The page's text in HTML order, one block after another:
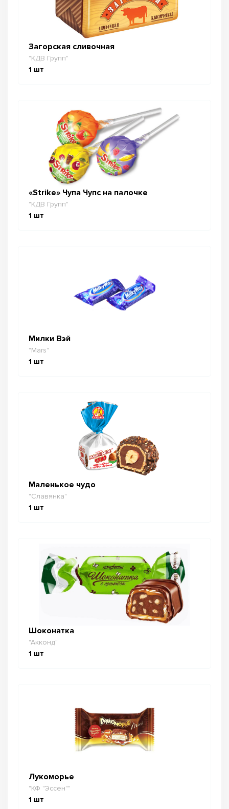
Загорская сливочная
"КДВ Групп"
1 шт
«Strike» Чупа Чупс на палочке
"КДВ Групп"
1 шт
Милки Вэй
"Mars"
1 шт
Маленькое чудо
"Славянка"
1 шт
Шоконатка
"Акконд"
1 шт
Лукоморье
"КФ "Эссен""
1 шт